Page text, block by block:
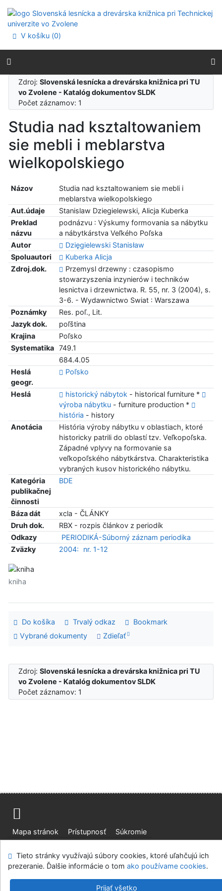
Prejsť na menu
Prehlásenie o webovej prístupnosti
V košíku (0)
Zdroj:Slovenská lesnícka a drevárska knižnica pri TU
vo Zvolene - Katalóg dokumentov SLDK
Počet záznamov: 1
Studia nad ksztaltowaniem
sie mebli i meblarstva
wielkopolskiego
Názov
Studia nad ksztaltowaniem sie mebli i
meblarstva wielkopolskiego
Aut.údaje
Stanislaw Dziegielewski, Alicja Kuberka
Preklad
názvu
podnázvu : Výskumy formovania sa nábytku
a nábytkárstva Veľkého Poľska
Autor
Dzięgielewski Stanisław
Spoluautori
Kuberka Alicja
Zdroj.dok.
Przemysl drzewny : czasopismo
stowarzyszenia inzynierów i techników
lesnictva i drzewnictwa. R. 55, nr. 3 (2004), s.
3-6. - Wydawnictwo Swiat : Warszawa
Poznámky
Res. poľ., Lit.
Jazyk dok.
poľština
Krajina
Poľsko
Systematika
749.1
684.4.05
Heslá
geogr.
Poľsko
Heslá historický nábytok- historical furniture *
výroba nábytku- furniture production *
história - history
Anotácia
História výroby nábytku v oblastiach, ktoré
historicky patrili do oblastí tzv. Veľkopoľska.
Západné vplyvy na formovanie sa
veľkopoľského nábytkárstva. Charakteristika
vybraných kusov historického nábytku.
Kategória
publikačnej
činnosti
BDE
Báza dát
xcla - ČLÁNKY
Druh dok.
RBX - rozpis článkov z periodík
Odkazy
PERIODIKÁ-Súborný záznam periodika
Zväzky
2004: nr. 1-12
kniha
Do košíka Trvalý odkaz
Bookmark
Vybrané dokumenty
Zdieľať
Zdroj:Slovenská lesnícka a drevárska knižnica pri TU
vo Zvolene - Katalóg dokumentov SLDK
Počet záznamov: 1
Mapa stránok Prístupnosť
Súkromie
Slovenská lesnícka a drevárska knižnica pri Technickej
univerzite vo Zvolene
Tieto stránky využívajú súbory cookies, ktoré uľahčujú ich
prezeranie. Ďalšie informácie o tom ako používame cookies.
Prijať všetko